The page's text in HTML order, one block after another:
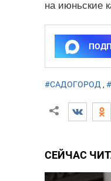
на июньские
#САДОГОРОД ,
СЕЙЧАС